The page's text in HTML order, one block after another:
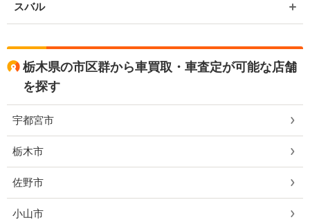
スバル
栃木県の市区群から車買取・車査定が可能な店舗
を探す
宇都宮市
栃木市
佐野市
小山市